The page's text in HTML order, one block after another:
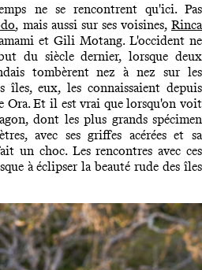
ne se rencontrent qu'ici. Pas
, mais aussi sur ses voisines,Rinca
et Gili Motang. L'occident ne
du siècle dernier, lorsque deux
tombèrent nez à nez sur les
îles, eux, les connaissaient depuis
Ora. Et il est vrai que lorsqu'on voit
dont les plus grands spécimen
avec ses griffes acérées et sa
un choc. Les rencontres avec ces
à éclipser la beauté rude des îles